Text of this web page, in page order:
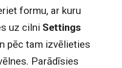
formu, ar kuru
uz cilni Settings
pēc tam izvēlieties
Parādīsies